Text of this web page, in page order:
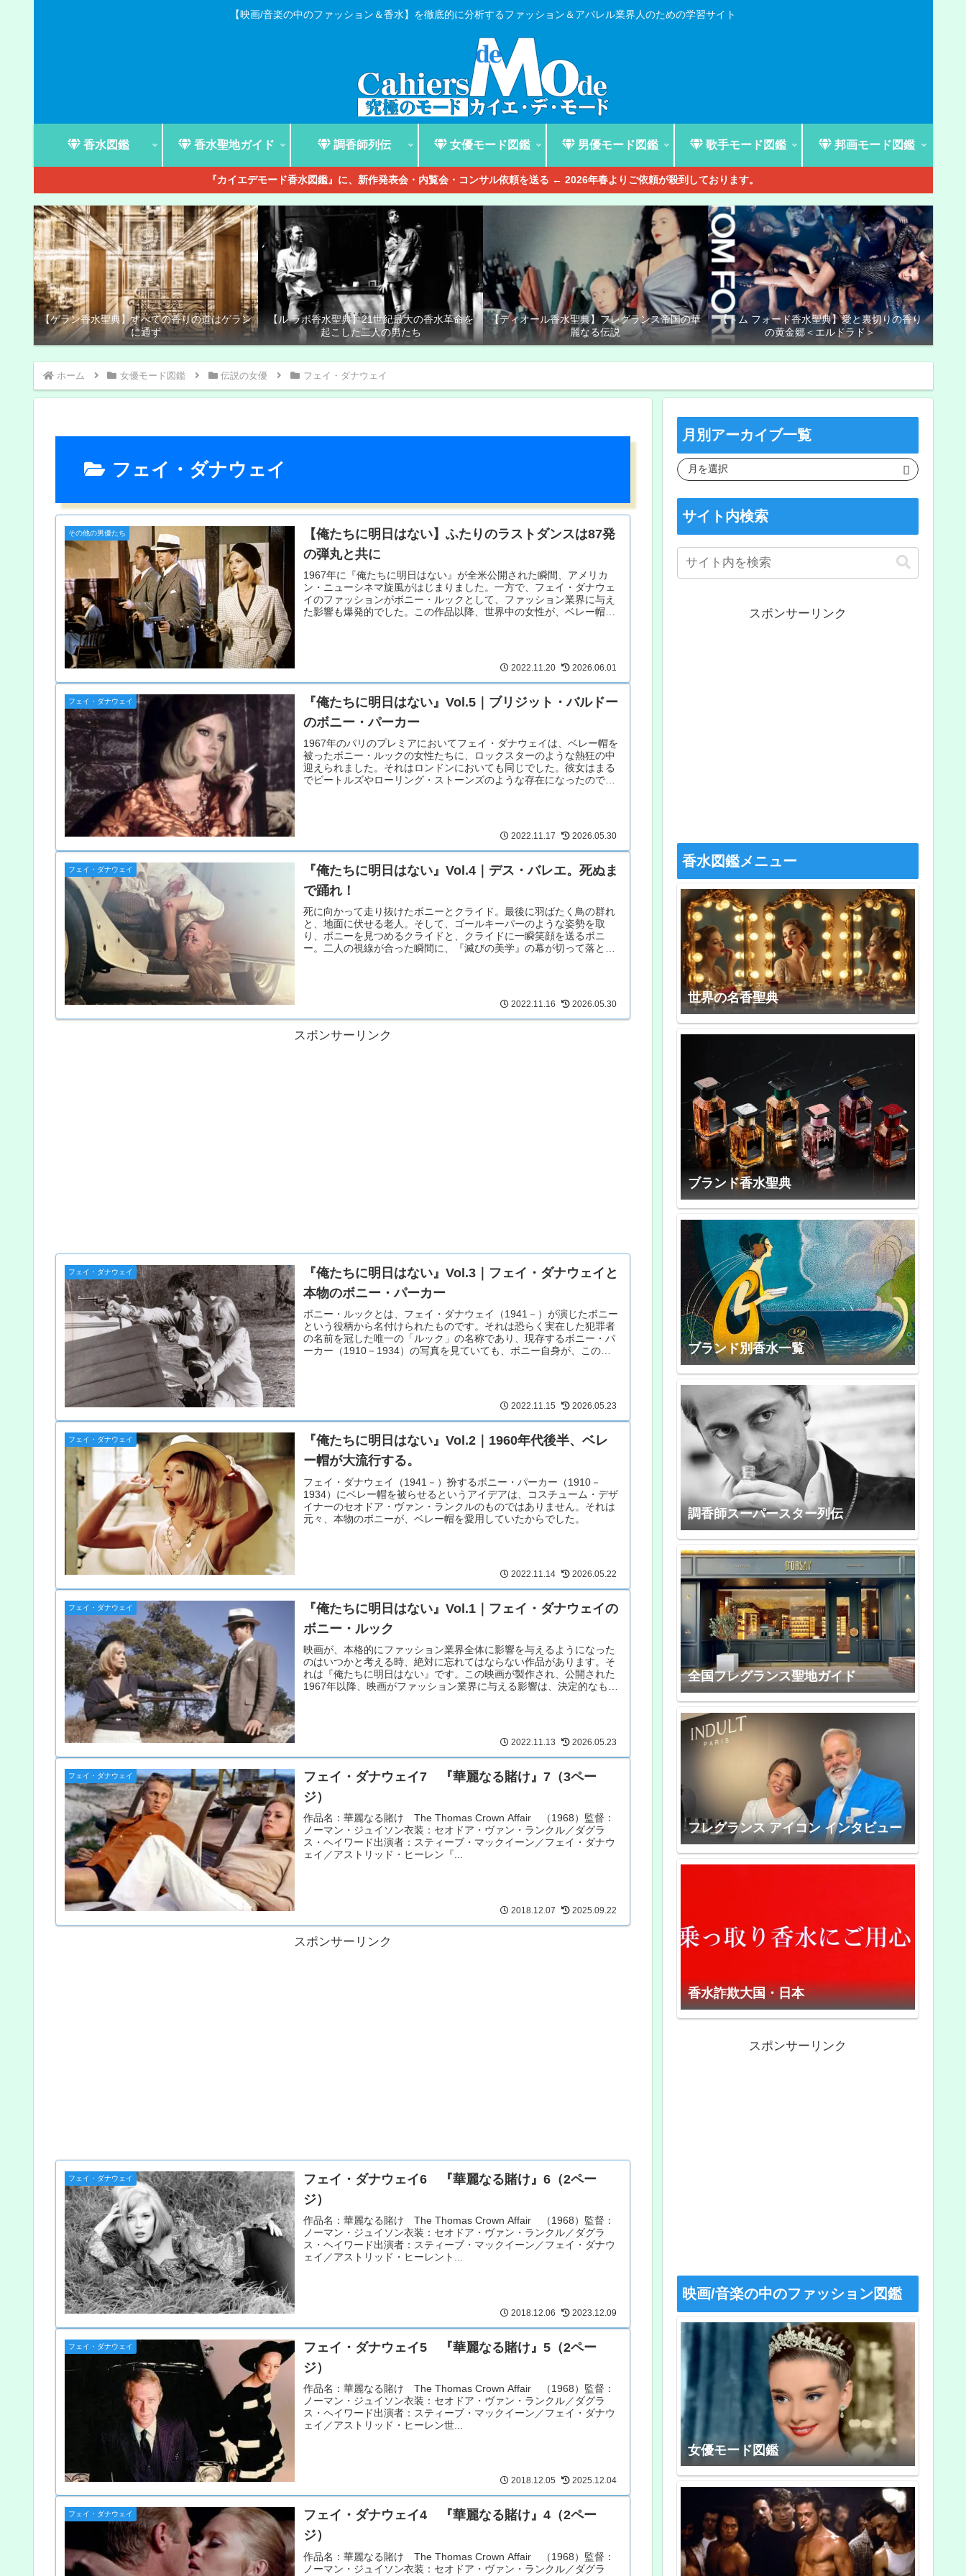
【映画/音楽の中のファッション＆香水】を徹底的に分析するファッション＆アパレル業界人のための学習サイト
香水図鑑 香水聖地ガイド 調香師列伝 女優モード図鑑 男優モード図鑑 歌手モード図鑑 邦画モード図鑑
『カイエデモード香水図鑑』に、新作発表会・内覧会・コンサル依頼を送る ← 2026年春よりご依頼が殺到しております。
【ゲラン香水聖典】すべての香りの道はゲラン
に通ず
【ル ラボ香水聖典】21世紀最大の香水革命を
起こした二人の男たち
【ディオール香水聖典】フレグランス帝国の華
麗なる伝説
【トム フォード香水聖典】愛と裏切りの香り
の黄金郷＜エルドラド＞
ホーム 女優モード図鑑 伝説の女優 フェイ・ダナウェイ
フェイ・ダナウェイ
その他の男優たち
【俺たちに明日はない】ふたりのラストダンスは87発
の弾丸と共に
1967年に『俺たちに明日はない』が全米公開された瞬間、アメリカ
ン・ニューシネマ旋風がはじまりました。一方で、フェイ・ダナウェ
イのファッションがボニー・ルックとして、ファッション業界に与え
た影響も爆発的でした。この作品以降、世界中の女性が、ベレー帽を
2022.11.20 2026.06.01
フェイ・ダナウェイ
『俺たちに明日はない』Vol.5｜ブリジット・バルドー
のボニー・パーカー
1967年のパリのプレミアにおいてフェイ・ダナウェイは、ベレー帽を
被ったボニー・ルックの女性たちに、ロックスターのような熱狂の中
迎えられました。それはロンドンにおいても同じでした。彼女はまる
でビートルズやローリング・ストーンズのような存在になったのでし
2022.11.17 2026.05.30
フェイ・ダナウェイ
『俺たちに明日はない』Vol.4｜デス・バレエ。死ぬま
で踊れ！
死に向かって走り抜けたボニーとクライド。最後に羽ばたく鳥の群れ
と、地面に伏せる老人。そして、ゴールキーパーのような姿勢を取
り、ボニーを見つめるクライドと、クライドに一瞬笑顔を送るボニ
ー。二人の視線が合った瞬間に、『滅びの美学』の幕が切って落とさ
2022.11.16 2026.05.30
スポンサーリンク
フェイ・ダナウェイ
『俺たちに明日はない』Vol.3｜フェイ・ダナウェイと
本物のボニー・パーカー
ボニー・ルックとは、フェイ・ダナウェイ（1941－）が演じたボニー
という役柄から名付けられたものです。それは恐らく実在した犯罪者
の名前を冠した唯一の「ルック」の名称であり、現存するボニー・パ
ーカー（1910－1934）の写真を見ていても、ボニー自身が、このタ
2022.11.15 2026.05.23
フェイ・ダナウェイ
『俺たちに明日はない』Vol.2｜1960年代後半、ベレ
ー帽が大流行する。
フェイ・ダナウェイ（1941－）扮するボニー・パーカー（1910－
1934）にベレー帽を被らせるというアイデアは、コスチューム・デザ
イナーのセオドア・ヴァン・ランクルのものではありません。それは
元々、本物のボニーが、ベレー帽を愛用していたからでした。
2022.11.14 2026.05.22
フェイ・ダナウェイ
『俺たちに明日はない』Vol.1｜フェイ・ダナウェイの
ボニー・ルック
映画が、本格的にファッション業界全体に影響を与えるようになった
のはいつかと考える時、絶対に忘れてはならない作品があります。そ
れは『俺たちに明日はない』です。この映画が製作され、公開された
1967年以降、映画がファッション業界に与える影響は、決定的なもの
2022.11.13 2026.05.23
フェイ・ダナウェイ
フェイ・ダナウェイ7 『華麗なる賭け』7（3ペー
ジ）
作品名：華麗なる賭け The Thomas Crown Affair （1968）監督：
ノーマン・ジュイソン衣装：セオドア・ヴァン・ランクル／ダグラ
ス・ヘイワード出演者：スティーブ・マックイーン／フェイ・ダナウ
ェイ／アストリッド・ヒーレン『...
2018.12.07 2025.09.22
スポンサーリンク
フェイ・ダナウェイ
フェイ・ダナウェイ6 『華麗なる賭け』6（2ペー
ジ）
作品名：華麗なる賭け The Thomas Crown Affair （1968）監督：
ノーマン・ジュイソン衣装：セオドア・ヴァン・ランクル／ダグラ
ス・ヘイワード出演者：スティーブ・マックイーン／フェイ・ダナウ
ェイ／アストリッド・ヒーレント...
2018.12.06 2023.12.09
フェイ・ダナウェイ
フェイ・ダナウェイ5 『華麗なる賭け』5（2ペー
ジ）
作品名：華麗なる賭け The Thomas Crown Affair （1968）監督：
ノーマン・ジュイソン衣装：セオドア・ヴァン・ランクル／ダグラ
ス・ヘイワード出演者：スティーブ・マックイーン／フェイ・ダナウ
ェイ／アストリッド・ヒーレン世...
2018.12.05 2025.12.04
フェイ・ダナウェイ
フェイ・ダナウェイ4 『華麗なる賭け』4（2ペー
ジ）
作品名：華麗なる賭け The Thomas Crown Affair （1968）監督：
ノーマン・ジュイソン衣装：セオドア・ヴァン・ランクル／ダグラ
月別アーカイブ一覧
サイト内検索
スポンサーリンク
香水図鑑メニュー
世界の名香聖典
ブランド香水聖典
ブランド別香水一覧
調香師スーパースター列伝
全国フレグランス聖地ガイド
フレグランス アイコン インタビュー
香水詐欺大国・日本
スポンサーリンク
映画/音楽の中のファッション図鑑
女優モード図鑑